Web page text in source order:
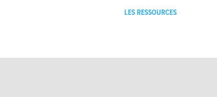
LES RESSOURCES